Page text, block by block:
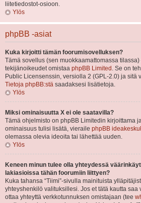
liitetiedostot-osioon.
Ylös
phpBB -asiat
Kuka kirjoitti tämän foorumisovelluksen?
Tämä sovellus (sen muokkaamattomassa
tekijänoikeudet omistaa phpBB Limited . Se on
Public Licensenssin, versiolla 2 (GPL-2.0) ja sitä
Tietoja phpBB:stä saadaksesi lisätietoja.
Ylös
Miksi ominaisuutta X ei ole saatavilla?
Tämä ohjelmisto on phpBB Limitedin kirjoittama
ominaisuus tulisi lisätä, vieraile phpBB
olemassa olevia ideoita tai lähettää uuden.
Ylös
Keneen minun tulee olla yhteydessä
lakiasioissa tähän foorumiin liittyen?
Kuka tahansa “Tiimi”-sivulla mainituista
yhteyshenkilö valituksillesi. Jos et tätä kautta saa
ottaa yhteyttä verkkotunnuksen omistajaan (tee